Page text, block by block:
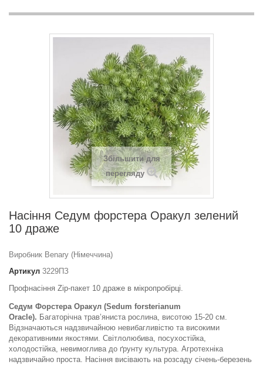
Збільшити для
перегляду
Насіння Седум форстера Оракул зелений
10 драже
Виробник Benary (Німеччина)
Артикул 3229ПЗ
Профнасіння Zip-пакет 10 драже в мікропробірці.
Седум Форстера Оракул (Sedum forsterianum
Oracle). Багаторічна трав’яниста рослина, висотою 15-20 см.
Відзначаються надзвичайною невибагливістю та високими
декоративними якостями. Світлолюбива, посухостійка,
холодостійка, невимоглива до ґрунту культура. Агротехніка
надзвичайно проста. Насіння висівають на розсаду січень-березень